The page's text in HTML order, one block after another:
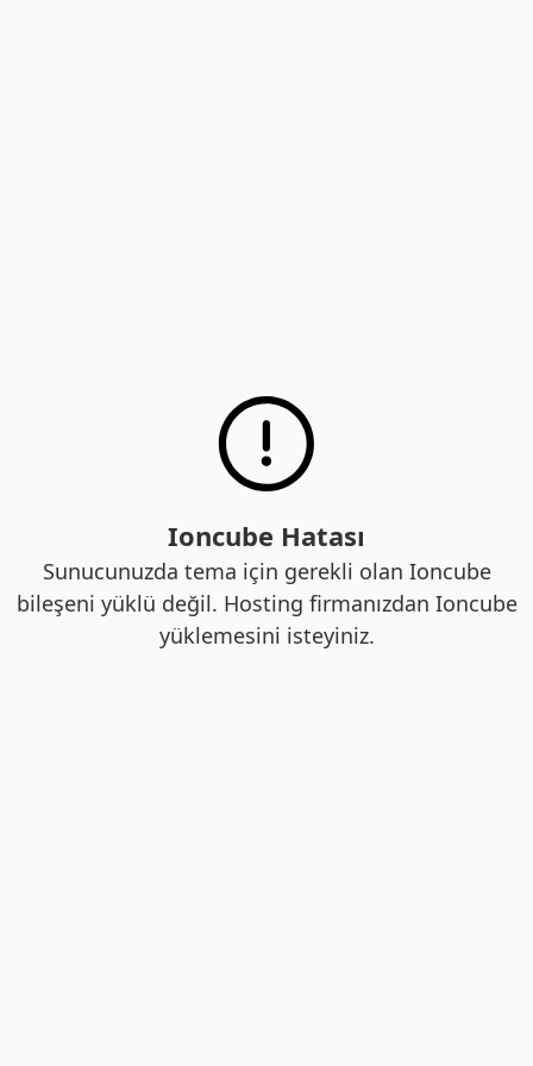
Ioncube Hatası
Sunucunuzda tema için gerekli olan Ioncube
bileşeni yüklü değil. Hosting firmanızdan Ioncube
yüklemesini isteyiniz.